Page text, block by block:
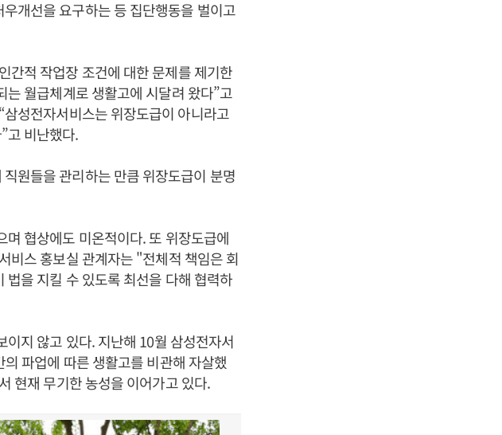
개선을 요구하는 등 집단행동을 벌이고
간적 작업장 조건에 대한 문제를 제기한
월급체계로 생활고에 시달려 왔다”고
성전자서비스는 위장도급이 아니라고
고 비난했다.
원들을 관리하는 만큼 위장도급이 분명
협상에도 미온적이다. 또 위장도급에
비스 홍보실 관계자는 "전체적 책임은 회
을 지킬 수 있도록 최선을 다해 협력하
지 않고 있다. 지난해 10월 삼성전자서
파업에 따른 생활고를 비관해 자살했
현재 무기한 농성을 이어가고 있다.